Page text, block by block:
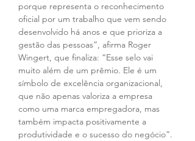
porque representa o reconhecimento
oficial por um trabalho que vem sendo
desenvolvido há anos e que prioriza a
gestão das pessoas”, afirma Roger
Wingert, que finaliza: “Esse selo vai
muito além de um prêmio. Ele é um
símbolo de excelência organizacional,
que não apenas valoriza a empresa
como uma marca empregadora, mas
também impacta positivamente a
produtividade e o sucesso do negócio”.